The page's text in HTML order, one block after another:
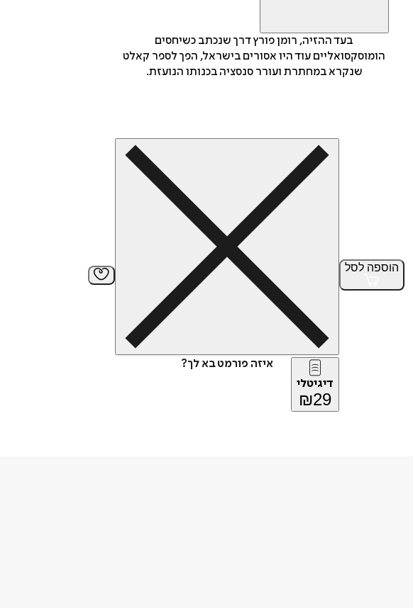
בעד ההזיה, רומן פורץ דרך שנכתב כשיחסים
הומוסקסואליים עוד היו אסורים בישראל, הפך לספר קאלט
שנקרא במחתרת ועורר סנסציה בכנותו הנועזת.
הוספה לסל
איזה פורמט בא לך?
דיגיטלי
₪29